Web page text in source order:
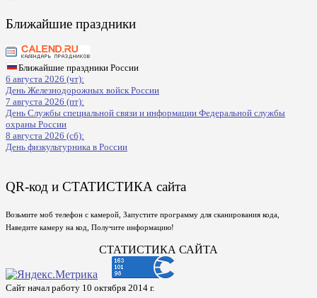
Ближайшие праздники
Ближайшие праздники России
6 августа 2026 (чт):
День Железнодорожных войск России
7 августа 2026 (пт):
День Службы специальной связи и информации Федеральной службы
охраны России
8 августа 2026 (сб):
День физкультурника в России
QR-код и СТАТИСТИКА сайта
Возьмите моб телефон с камерой, Запустите программу для сканирования кода,
Наведите камеру на код, Получите информацию!
СТАТИСТИКА САЙТА
Сайт начал работу 10 октября 2014 г.